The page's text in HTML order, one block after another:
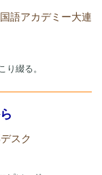
語アカデミー大連
り綴る。
スク